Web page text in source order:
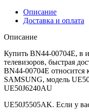
Описание
Доставка и оплата
Описание
Купить BN44-00704E, в
телевизоров, быстрая
BN44-00704E относится
SAMSUNG, модель
UE50J6240AU
UE50J5505AK. Если у